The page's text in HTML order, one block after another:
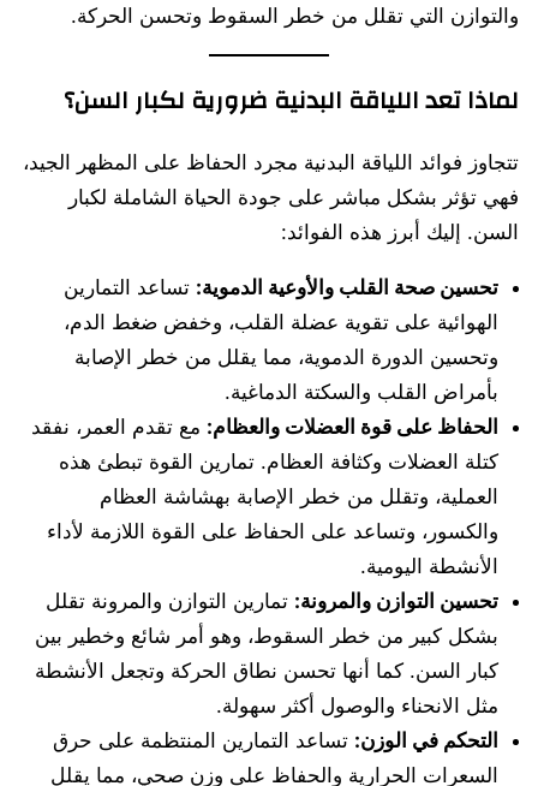
والتوازن التي تقلل من خطر السقوط وتحسن الحركة.
لماذا تعد اللياقة البدنية ضرورية لكبار السن؟
تتجاوز فوائد اللياقة البدنية مجرد الحفاظ على المظهر الجيد،
فهي تؤثر بشكل مباشر على جودة الحياة الشاملة لكبار
السن. إليك أبرز هذه الفوائد:
تحسين صحة القلب والأوعية الدموية: تساعد التمارين
الهوائية على تقوية عضلة القلب، وخفض ضغط الدم،
وتحسين الدورة الدموية، مما يقلل من خطر الإصابة
بأمراض القلب والسكتة الدماغية.
الحفاظ على قوة العضلات والعظام: مع تقدم العمر، نفقد
كتلة العضلات وكثافة العظام. تمارين القوة تبطئ هذه
العملية، وتقلل من خطر الإصابة بهشاشة العظام
والكسور، وتساعد على الحفاظ على القوة اللازمة لأداء
الأنشطة اليومية.
تحسين التوازن والمرونة: تمارين التوازن والمرونة تقلل
بشكل كبير من خطر السقوط، وهو أمر شائع وخطير بين
كبار السن. كما أنها تحسن نطاق الحركة وتجعل الأنشطة
مثل الانحناء والوصول أكثر سهولة.
التحكم في الوزن: تساعد التمارين المنتظمة على حرق
السعرات الحرارية والحفاظ على وزن صحي، مما يقلل